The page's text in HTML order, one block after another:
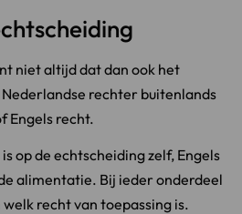
niet altijd dat dan ook het
rechter buitenlands
Engels recht.
op de echtscheiding zelf, Engels
alimentatie. Bij ieder onderdeel
recht van toepassing is.